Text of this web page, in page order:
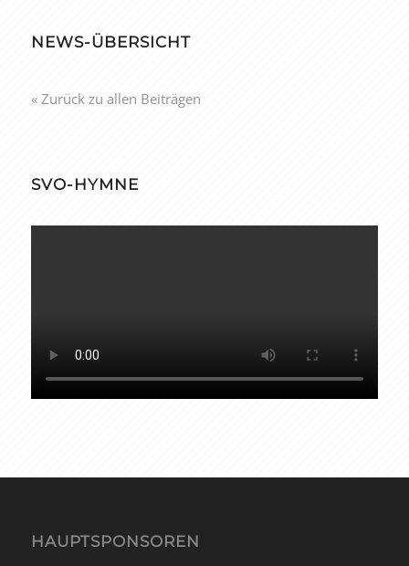
NEWS-ÜBERSICHT
« Zurück zu allen Beiträgen
SVO-HYMNE
HAUPTSPONSOREN